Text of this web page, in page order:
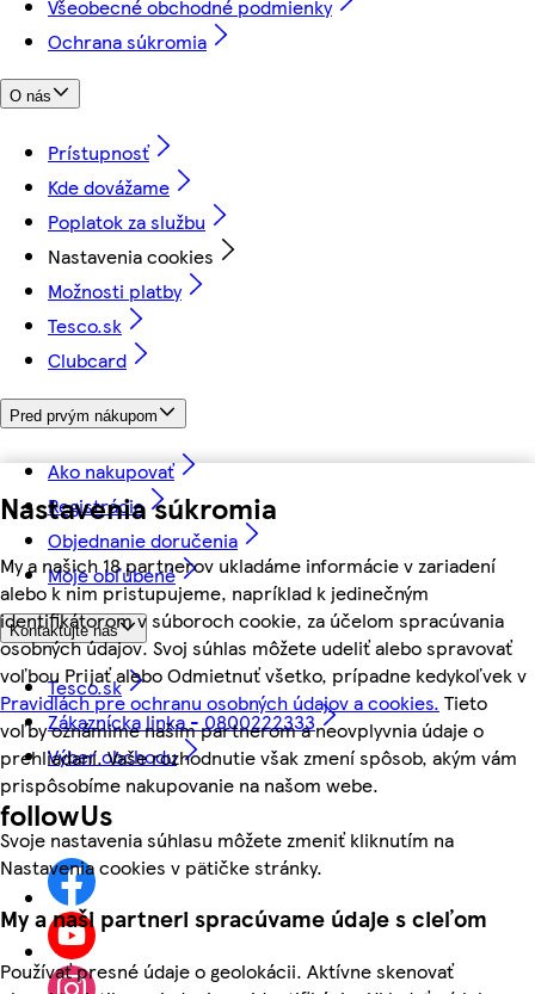
Nastavenia súkromia
My a našich 18 partnerov ukladáme informácie v zariadení
alebo k nim pristupujeme, napríklad k jedinečným
identifikátorom v súboroch cookie, za účelom spracúvania
osobných údajov. Svoj súhlas môžete udeliť alebo spravovať
voľbou Prijať alebo Odmietnuť všetko, prípadne kedykoľvek v
Pravidlách pre ochranu osobných údajov a cookies. Tieto
voľby oznámime našim partnerom a neovplyvnia údaje o
prehliadaní. Vaše rozhodnutie však zmení spôsob, akým vám
prispôsobíme nakupovanie na našom webe.
Svoje nastavenia súhlasu môžete zmeniť kliknutím na
Nastavenia cookies v pätičke stránky.
My a naši partneri spracúvame údaje s cieľom
Používať presné údaje o geolokácii. Aktívne skenovať
Všeobecné obchodné podmienky
Ochrana súkromia
O nás
Prístupnosť
Kde dovážame
Poplatok za službu
Nastavenia cookies
Možnosti platby
Tesco.sk
Clubcard
Pred prvým nákupom
Ako nakupovať
Registrácia
Objednanie doručenia
Moje obľúbené
Kontaktujte nás
Tesco.sk
Zákaznícka linka - 0800222333
Výber obchodu
followUs